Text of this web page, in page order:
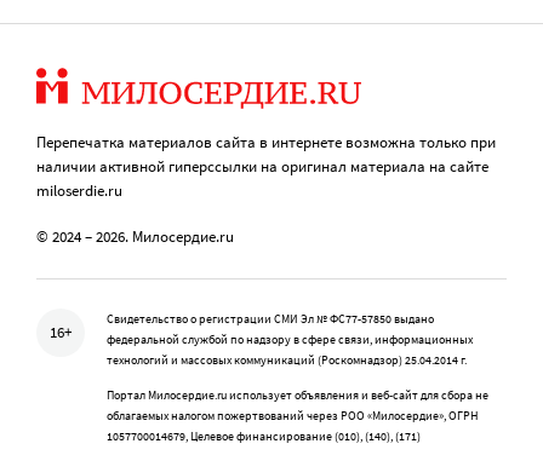
Перепечатка материалов сайта в интернете возможна только при
наличии активной гиперссылки на оригинал материала на сайте
miloserdie.ru
© 2024 – 2026. Милосердие.ru
16+
Свидетельство о регистрации СМИ Эл № ФС77-57850 выдано
федеральной службой по надзору в сфере связи, информационных
технологий и массовых коммуникаций (Роскомнадзор) 25.04.2014 г.
Портал Милосердие.ru использует объявления и веб-сайт для сбора не
облагаемых налогом пожертвований через РОО «Милосердие», ОГРН
1057700014679, Целевое финансирование (010), (140), (171)